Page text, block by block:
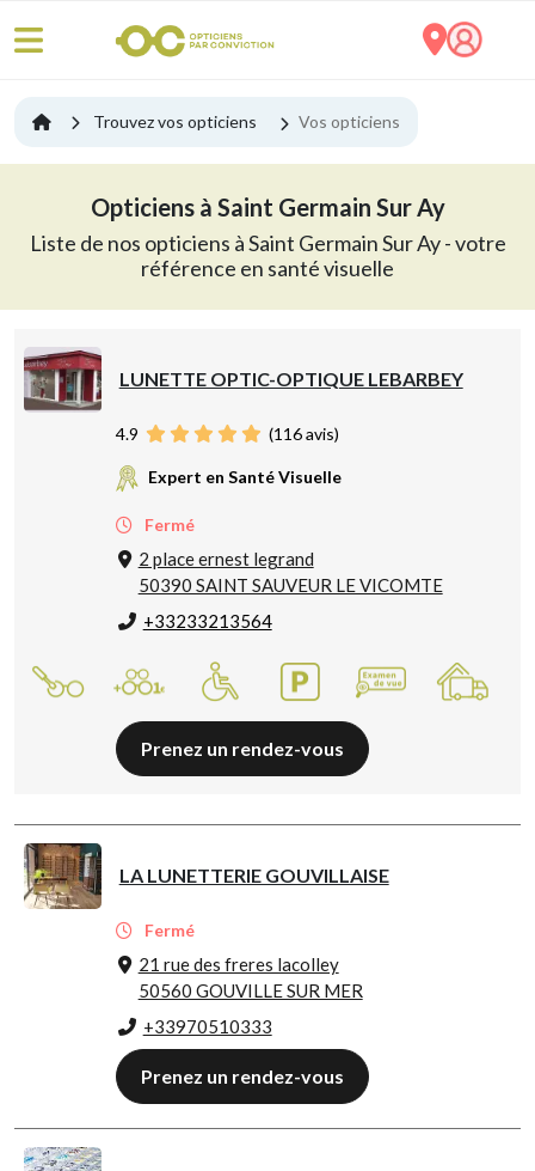
Trouvez vos opticiens Vos opticiens
Opticiens à Saint Germain Sur Ay
Liste de nos opticiens à Saint Germain Sur Ay - votre
référence en santé visuelle
LUNETTE OPTIC-OPTIQUE LEBARBEY
4.9 (116avis)
Expert en Santé Visuelle
Fermé
2 place ernest legrand
50390 SAINT SAUVEUR LE VICOMTE
+33233213564
Prenez un rendez-vous
LA LUNETTERIE GOUVILLAISE
Fermé
21 rue des freres lacolley
50560 GOUVILLE SUR MER
+33970510333
Prenez un rendez-vous